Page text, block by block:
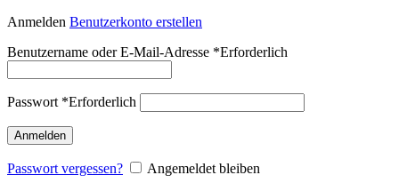
Anmelden Benutzerkonto erstellen
Benutzername oder E-Mail-Adresse *Erforderlich
Passwort *Erforderlich
Anmelden
Passwort vergessen?
Angemeldet bleiben